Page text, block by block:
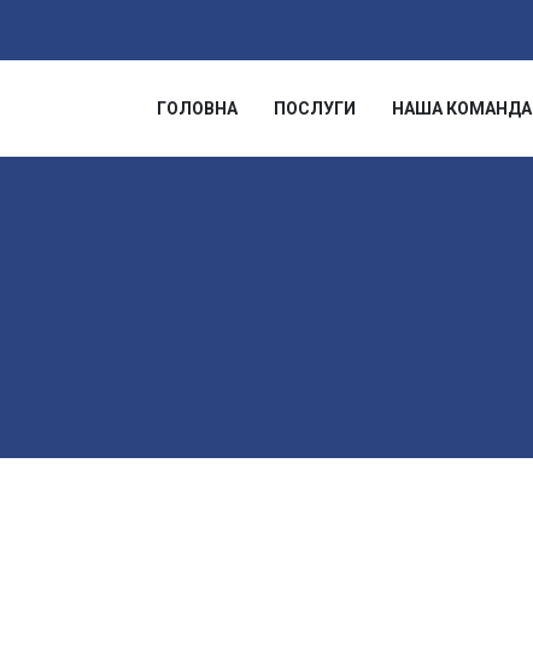
ГОЛОВНА ПОСЛУГИ НАША КОМАНДА